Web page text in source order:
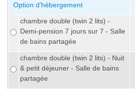
Option d'hébergement
chambre double (twin 2 lits) -
Demi-pension 7 jours sur 7 - Salle
de bains partagée
chambre double (twin 2 lits) - Nuit
& petit déjeuner - Salle de bains
partagée